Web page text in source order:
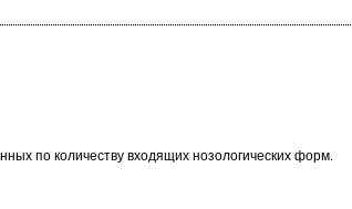
по количеству входящих нозологических форм.